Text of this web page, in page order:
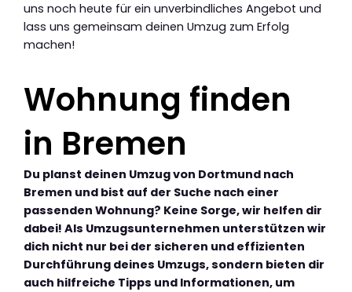
uns noch heute für ein unverbindliches Angebot und
lass uns gemeinsam deinen Umzug zum Erfolg
machen!
Wohnung finden
in Bremen
Du planst deinen Umzug von Dortmund nach
Bremen und bist auf der Suche nach einer
passenden Wohnung? Keine Sorge, wir helfen dir
dabei! Als Umzugsunternehmen unterstützen wir
dich nicht nur bei der sicheren und effizienten
Durchführung deines Umzugs, sondern bieten dir
auch hilfreiche Tipps und Informationen, um